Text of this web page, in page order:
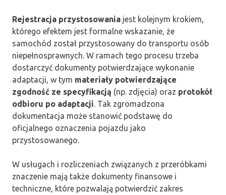
Rejestracja przystosowania jest kolejnym krokiem,
którego efektem jest formalne wskazanie, że
samochód został przystosowany do transportu osób
niepełnosprawnych. W ramach tego procesu trzeba
dostarczyć dokumenty potwierdzające wykonanie
adaptacji, w tym materiały potwierdzające
zgodność ze specyfikacją (np. zdjęcia) oraz protokół
odbioru po adaptacji. Tak zgromadzona
dokumentacja może stanowić podstawę do
oficjalnego oznaczenia pojazdu jako
przystosowanego.
W usługach i rozliczeniach związanych z przeróbkami
znaczenie mają także dokumenty finansowe i
techniczne, które pozwalają potwierdzić zakres